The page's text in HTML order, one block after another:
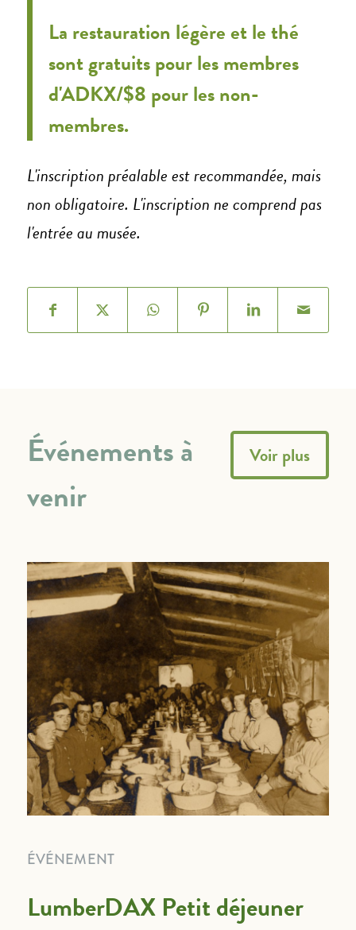
La restauration légère et le thé
sont gratuits pour les membres
d'ADKX/$8 pour les non-
membres.
L'inscription préalable est recommandée, mais
non obligatoire. L'inscription ne comprend pas
l'entrée au musée.
ÉVÉNEMENT
LumberDAX Petit déjeuner
Événements à
venir
Voir plus